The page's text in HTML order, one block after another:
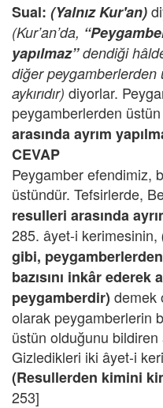
Sual: (Yalnız Kur'an)
(Kur’an’da,
yapılmaz”dendiği
diğer peygamberlerden
aykırıdır) diyorlar.
peygamberlerden
arasında ayrım
CEVAP
Peygamber efendimiz,
üstündür. Tefsirlerde,
resulleri arasında
285. âyet-i kerimesinin,
gibi, peygamberlerden
bazısını inkâr ederek
peygamberdir) demek
olarak peygamberlerin
üstün olduğunu
Gizledikleri iki âyet-i
(Resullerden kimini
253]